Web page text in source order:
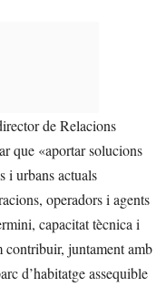
de Relacions
que «aportar solucions
i urbans actuals
operadors i agents
capacitat tècnica i
juntament amb
d’habitatge assequible